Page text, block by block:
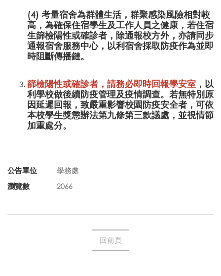
(4) 考量宿舍為群體生活，群聚感染風險相對較
高，為確保住宿學生及工作人員之健康，若住宿
生篩檢陽性或確診者，除通報校方外，亦請同步
通報宿舍服務中心，以利宿舍採取防疫作為並即
時阻斷傳播鏈。
篩檢陽性或確診者，請務必即時回報學安室 ，以
利學校做後續防疫管理及疫情調查。若無特別原
因延遲回報，致嚴重影響校園防疫安全者，可依
本校學生獎懲辦法第九條第三款議處，並視情節
加重處分。
公告單位
學務處
瀏覽數
2066
回前頁